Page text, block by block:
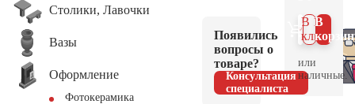
Столики, Лавочки
Вазы
Оформление
Фотокерамика
Появились
вопросы о
товаре?
Консультация
специалиста
В
В 1
клик
или
наличные.